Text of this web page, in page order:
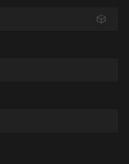
🎲